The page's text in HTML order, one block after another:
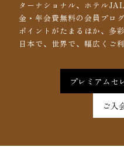
ターナショナル、ホテル
金・年会費無料の会員プロ
ポイントがたまるほか、多
日本で、世界で、幅広くご
プレミアムセ
ご入